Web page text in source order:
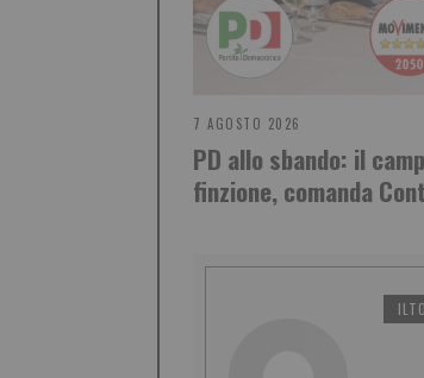
7 AGOSTO 2026
PD allo sbando: il
finzione, comanda